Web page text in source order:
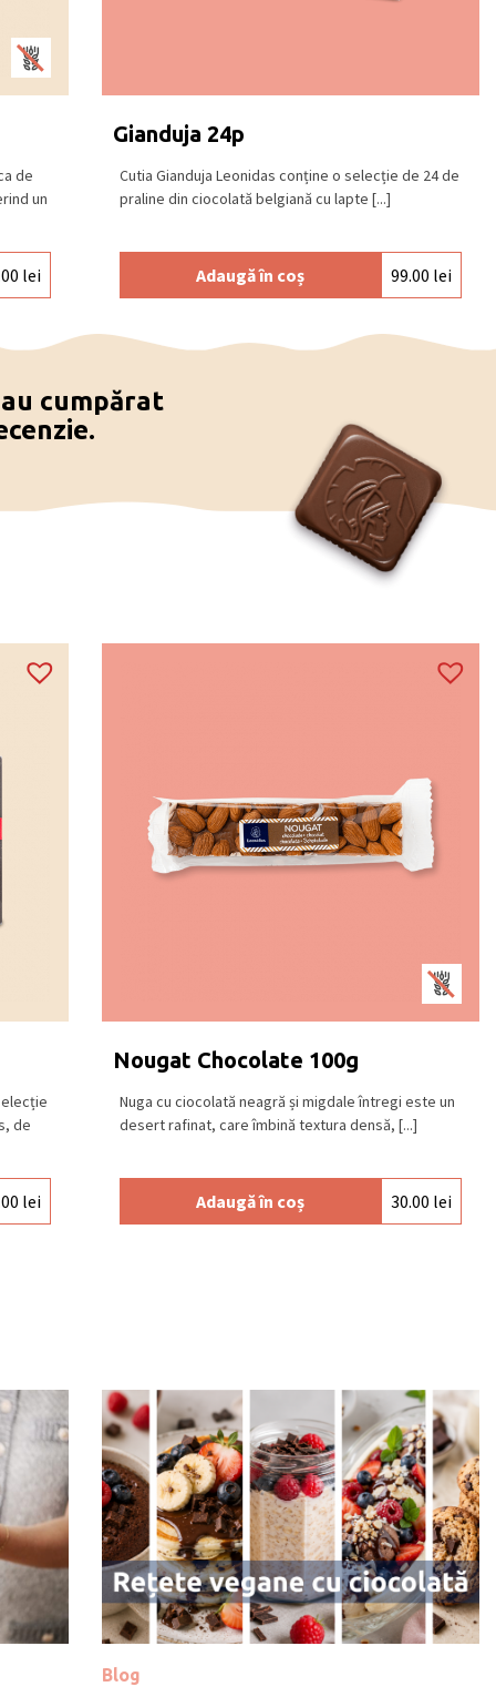
de
un
lei
Gianduja 24p
Cutia Gianduja Leonidas conține o selecție de 24 de
praline din ciocolată belgiană cu lapte [...]
Adaugă în coș 99.00 lei
cumpărat
de
lei
Nougat Chocolate 100g
Nuga cu ciocolată neagră și migdale întregi este un
desert rafinat, care îmbină textura densă, [...]
Adaugă în coș 30.00 lei
Blog